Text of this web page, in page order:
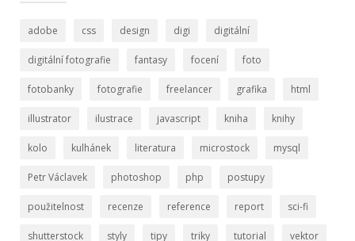
adobe css design digi digitální
digitální fotografie fantasy focení foto
fotobanky fotografie freelancer grafika html
illustrator ilustrace javascript kniha knihy
kolo kulhánek literatura microstock mysql
Petr Václavek photoshop php postupy
použitelnost recenze reference report sci-fi
shutterstock styly tipy triky tutorial vektor